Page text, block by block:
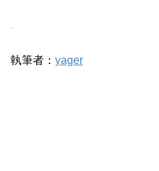
-
執筆者： yager